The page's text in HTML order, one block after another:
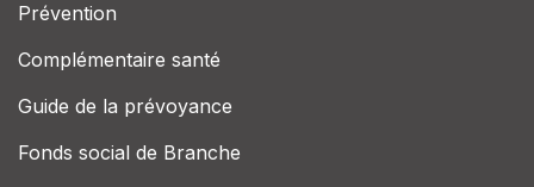
Prévention
Complémentaire santé
Guide de la prévoyance
Fonds social de Branche